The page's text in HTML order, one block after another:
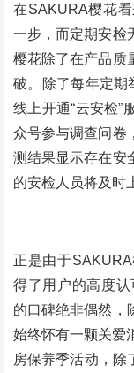
在SAKURA樱花
一步，而定期安检
樱花除了在产品质
破。除了每年定期
线上开通“云安检”
众号参与调查问卷
测结果显示存在安
的安检人员将及时
正是由于
得了用户的高度
的口碑绝非偶然，
始终怀有一颗关爱
房保养季活动，除